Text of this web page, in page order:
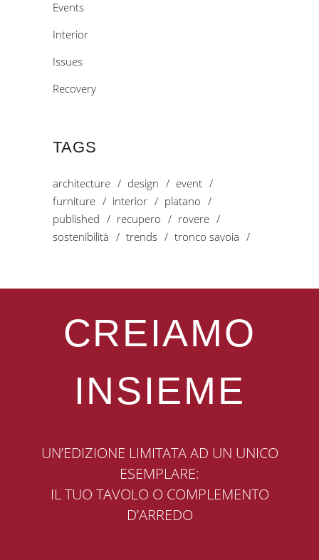
Events
Interior
Issues
Recovery
TAGS
architecture design
event
furniture
interior
platano
published
recupero
rovere
sostenibilità
trends tronco savoia
CREIAMO
INSIEME
UN’EDIZIONE LIMITATA AD UN UNICO
ESEMPLARE:
IL TUO TAVOLO O COMPLEMENTO
D’ARREDO